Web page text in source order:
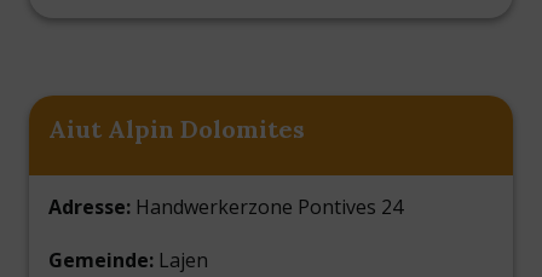
Aiut Alpin Dolomites
Adresse: Handwerkerzone Pontives 24
Gemeinde: Lajen